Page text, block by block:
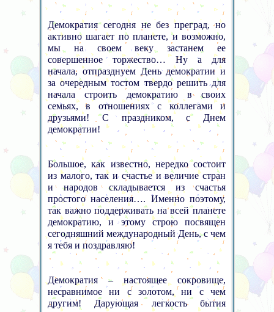
Демократия сегодня не без преград, но
активно шагает по планете, и возможно,
мы на своем веку застанем ее
совершенное торжество… Ну а для
начала, отпразднуем День демократии и
за очередным тостом твердо решить для
начала строить демократию в своих
семьях, в отношениях с коллегами и
друзьями! С праздником, с Днем
демократии!
Большое, как известно, нередко состоит
из малого, так и счастье и величие стран
и народов складывается из счастья
простого населения…. Именно поэтому,
так важно поддерживать на всей планете
демократию, и этому строю посвящен
сегодняшний международный День, с чем
я тебя и поздравляю!
Демократия – настоящее сокровище,
несравнимое ни с золотом, ни с чем
другим! Дарующая легкость бытия